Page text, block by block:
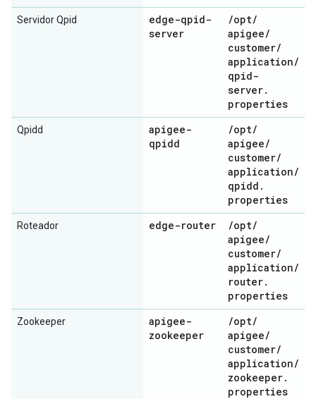
Servidor Qpid
edge-qpid-
server
/opt/
apigee/
customer/
application/
qpid-
server.
properties
Qpidd
apigee-
qpidd
/opt/
apigee/
customer/
application/
qpidd .
properties
Roteador edge-router /opt/
apigee/
customer/
application/
router.
properties
Zookeeper
apigee-
zookeeper
/opt/
apigee/
customer/
application/
zookeeper.
properties